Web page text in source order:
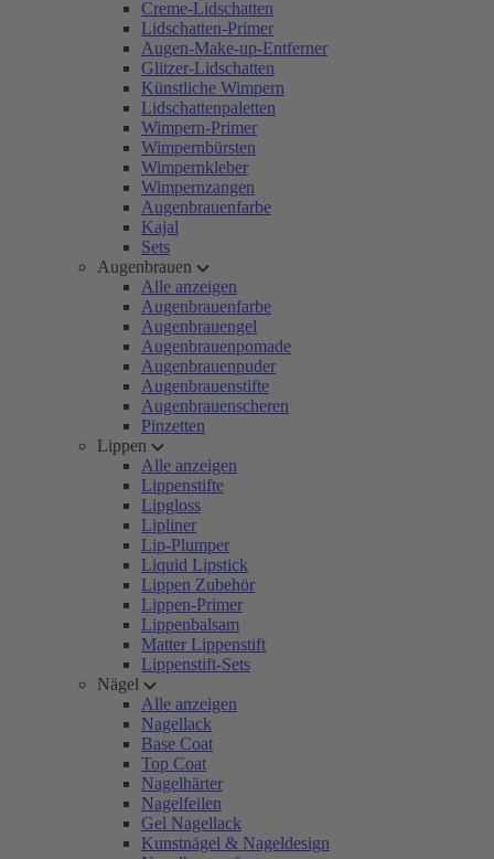
Creme-Lidschatten
Lidschatten-Primer
Augen-Make-up-Entferner
Glitzer-Lidschatten
Künstliche Wimpern
Lidschattenpaletten
Wimpern-Primer
Wimpernbürsten
Wimpernkleber
Wimpernzangen
Augenbrauenfarbe
Kajal
Sets
Augenbrauen
Alle anzeigen
Augenbrauenfarbe
Augenbrauengel
Augenbrauenpomade
Augenbrauenpuder
Augenbrauenstifte
Augenbrauenscheren
Pinzetten
Lippen
Alle anzeigen
Lippenstifte
Lipgloss
Lipliner
Lip-Plumper
Liquid Lipstick
Lippen Zubehör
Lippen-Primer
Lippenbalsam
Matter Lippenstift
Lippenstift-Sets
Nägel
Alle anzeigen
Nagellack
Base Coat
Top Coat
Nagelhärter
Nagelfeilen
Gel Nagellack
Kunstnägel & Nageldesign